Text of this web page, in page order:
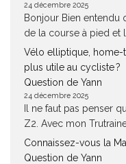
24 décembre 2025
Bonjour Bien entendu
de la course à pied et
Vélo elliptique, home-
plus utile au cycliste ?
Question de Yann
24 décembre 2025
Il ne faut pas penser
Z2. Avec mon
Connaissez-vous la
Question de Yann